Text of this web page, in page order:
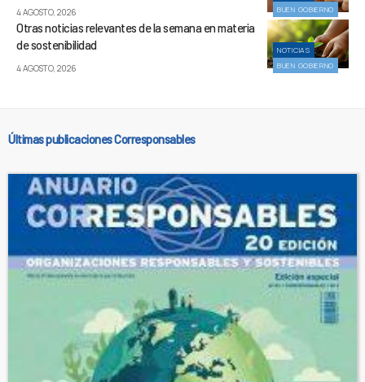
BUEN GOBIERNO
4 AGOSTO, 2026
NOTICIAS
BUEN GOBIERNO
Otras noticias relevantes de la semana en materia
de sostenibilidad
4 AGOSTO, 2026
Últimas publicaciones Corresponsables